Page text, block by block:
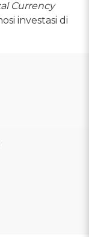
Currency
investasi di